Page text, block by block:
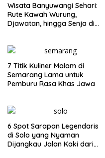
Wisata Banyuwangi Sehari:
Rute Kawah Wurung,
Djawatan, hingga Senja di
7 Titik Kuliner Malam di
Semarang Lama untuk
Pemburu Rasa Khas Jawa
6 Spot Sarapan Legendaris
di Solo yang Nyaman
Dijangkau Jalan Kaki dari